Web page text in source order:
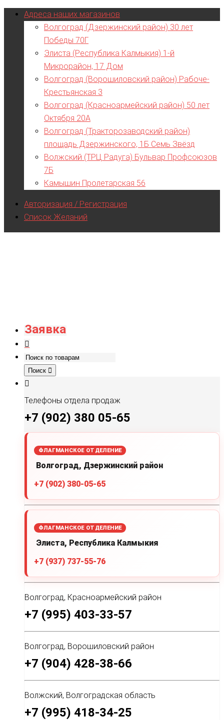
Адреса наших магазинов
Волгоград (Дзержинский район) 30 лет
Победы 70Г
Элиста (Республика Калмыкия) 1-й
Микрорайон, 17 Дом
Волгоград (Ворошиловский район) Рабоче-
Крестьянская 3
Волгоград (Красноармейский район) 50 лет
Октября 20А
Волгоград (Тракторозаводский район)
площадь Дзержинского, 1Б Семь Звёзд
Волжский (ТРЦ Радуга) Бульвар Профсоюзов
7Б
Камышин Пролетарская 56
Авторизация / Регистрация
Список Желаний
Заявка
Поиск
Телефоны отдела продаж
+7 (902) 380 05-65
ФЛАГМАНСКОЕ ОТДЕЛЕНИЕ
Волгоград, Дзержинский район
+7 (902) 380-05-65
ФЛАГМАНСКОЕ ОТДЕЛЕНИЕ
Элиста, Республика Калмыкия
+7 (937) 737-55-76
Волгоград, Красноармейский район
+7 (995) 403-33-57
Волгоград, Ворошиловский район
+7 (904) 428-38-66
Волжский, Волгоградская область
+7 (995) 418-34-25